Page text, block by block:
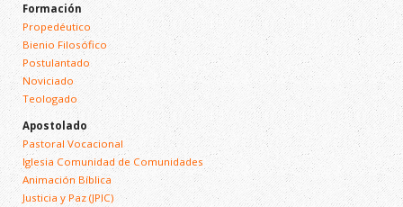
Formación
Propedéutico
Bienio Filosófico
Postulantado
Noviciado
Teologado
Apostolado
Pastoral Vocacional
Iglesia Comunidad de Comunidades
Animación Bíblica
Justicia y Paz (JPIC)